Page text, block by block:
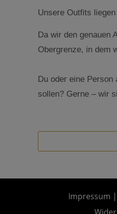
Unsere Outfits
Da wir den genauen
Obergrenze, in dem
Du oder eine
sollen? Gerne – wir
Impressum |